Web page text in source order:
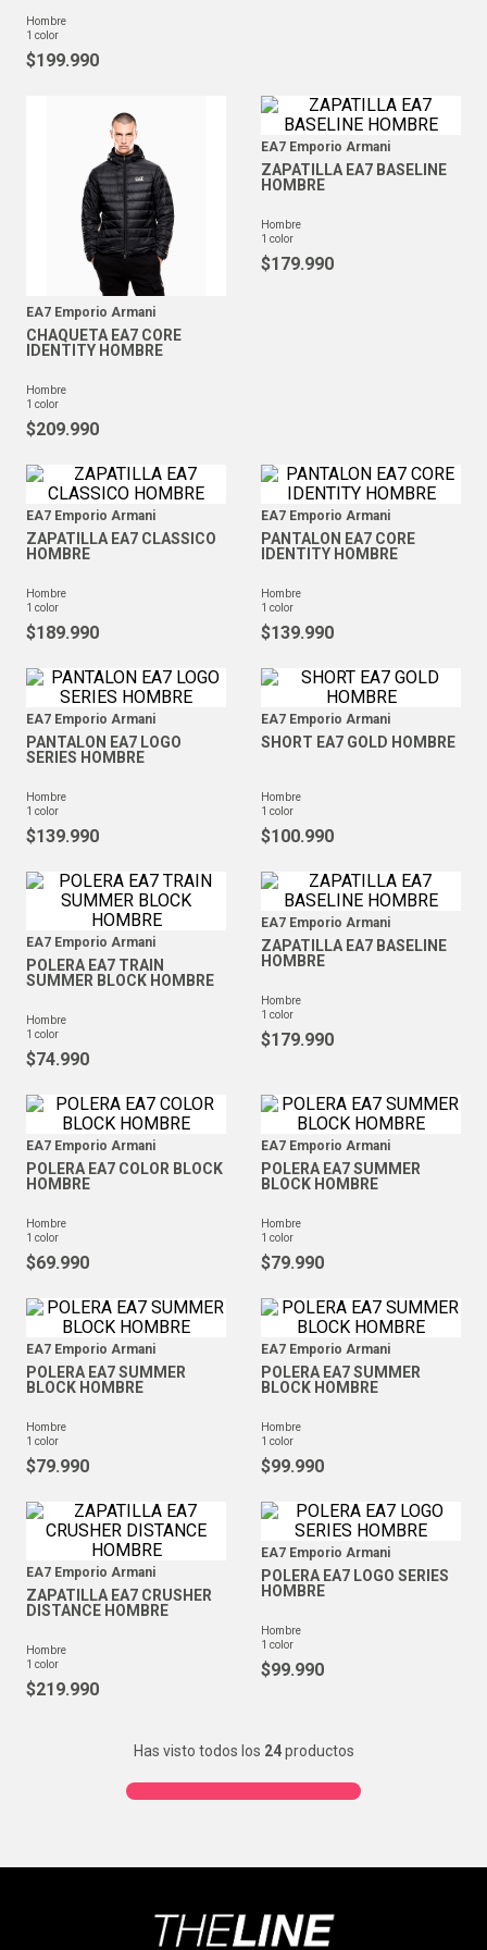
hombre
1 color
$199.990
EA7 Emporio Armani
CHAQUETA EA7 CORE
IDENTITY HOMBRE
hombre
1 color
$209.990
EA7 Emporio Armani
ZAPATILLA EA7 BASELINE
HOMBRE
hombre
1 color
$179.990
EA7 Emporio Armani
ZAPATILLA EA7 CLASSICO
HOMBRE
hombre
1 color
$189.990
EA7 Emporio Armani
PANTALON EA7 CORE
IDENTITY HOMBRE
hombre
1 color
$139.990
EA7 Emporio Armani
PANTALON EA7 LOGO
SERIES HOMBRE
hombre
1 color
$139.990
EA7 Emporio Armani
SHORT EA7 GOLD HOMBRE
hombre
1 color
$100.990
EA7 Emporio Armani
POLERA EA7 TRAIN
SUMMER BLOCK HOMBRE
hombre
1 color
$74.990
EA7 Emporio Armani
ZAPATILLA EA7 BASELINE
HOMBRE
hombre
1 color
$179.990
EA7 Emporio Armani
POLERA EA7 COLOR BLOCK
HOMBRE
hombre
1 color
$69.990
EA7 Emporio Armani
POLERA EA7 SUMMER
BLOCK HOMBRE
hombre
1 color
$79.990
EA7 Emporio Armani
POLERA EA7 SUMMER
BLOCK HOMBRE
hombre
1 color
$79.990
EA7 Emporio Armani
POLERA EA7 SUMMER
BLOCK HOMBRE
hombre
1 color
$99.990
EA7 Emporio Armani
ZAPATILLA EA7 CRUSHER
DISTANCE HOMBRE
hombre
1 color
$219.990
EA7 Emporio Armani
POLERA EA7 LOGO SERIES
HOMBRE
hombre
1 color
$99.990
Has visto todos los 24productos